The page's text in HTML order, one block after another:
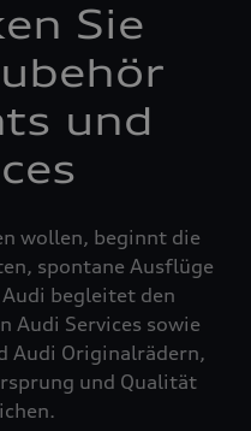
Sie
und
wollen, beginnt die
spontane Ausflüge
begleitet den
Audi Services sowie
Audi Originalrädern,
und Qualität